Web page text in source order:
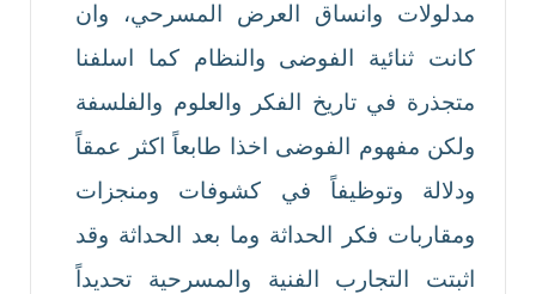
مدلولات وانساق العرض المسرحي، وان
كانت ثنائية الفوضى والنظام كما اسلفنا
متجذرة في تاريخ الفكر والعلوم والفلسفة
ولكن مفهوم الفوضى اخذا طابعاً اكثر عمقاً
ودلالة وتوظيفاً في كشوفات ومنجزات
ومقاربات فكر الحداثة وما بعد الحداثة وقد
اثبتت التجارب الفنية والمسرحية تحديداً